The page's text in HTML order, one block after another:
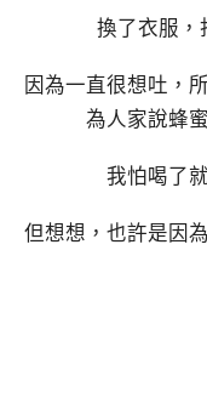
換了衣服，
因為一直很想吐，
為人家說蜂
我怕喝了
但想想，也許是因